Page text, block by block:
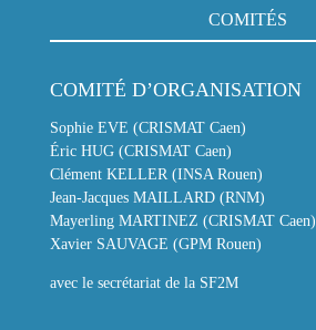
COMITÉS
COMITÉ D’ORGANISATION
Sophie EVE (CRISMAT Caen)
Éric HUG (CRISMAT Caen)
Clément KELLER (INSA Rouen)
Jean-Jacques MAILLARD (RNM)
Mayerling MARTINEZ (CRISMAT Caen)
Xavier SAUVAGE (GPM Rouen)
avec le secrétariat de la SF2M